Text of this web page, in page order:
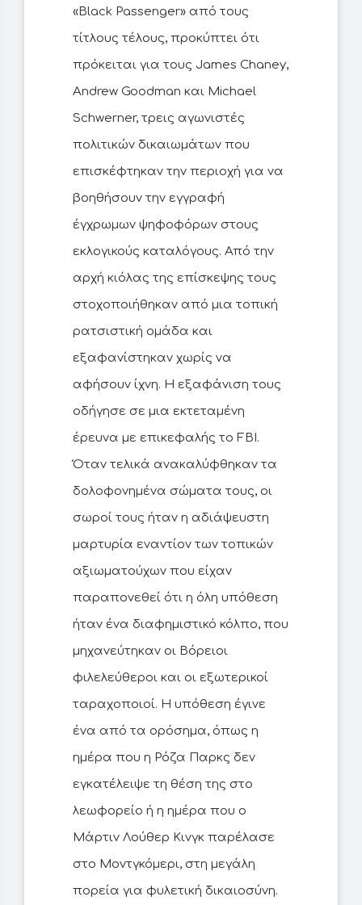
«Black Passenger» από τους
τίτλους τέλους, προκύπτει ότι
πρόκειται για τους James Chaney,
Andrew Goodman και Michael
Schwerner, τρεις αγωνιστές
πολιτικών δικαιωμάτων που
επισκέφτηκαν την περιοχή για να
βοηθήσουν την εγγραφή
έγχρωμων ψηφοφόρων στους
εκλογικούς καταλόγους. Από την
αρχή κιόλας της επίσκεψης τους
στοχοποιήθηκαν από μια τοπική
ρατσιστική ομάδα και
εξαφανίστηκαν χωρίς να
αφήσουν ίχνη. Η εξαφάνιση τους
οδήγησε σε μια εκτεταμένη
έρευνα με επικεφαλής το FBI.
Όταν τελικά ανακαλύφθηκαν τα
δολοφονημένα σώματα τους, οι
σωροί τους ήταν η αδιάψευστη
μαρτυρία εναντίον των τοπικών
αξιωματούχων που είχαν
παραπονεθεί ότι η όλη υπόθεση
ήταν ένα διαφημιστικό κόλπο, που
μηχανεύτηκαν οι Βόρειοι
φιλελεύθεροι και οι εξωτερικοί
ταραχοποιοί. Η υπόθεση έγινε
ένα από τα ορόσημα, όπως η
ημέρα που η Ρόζα Παρκς δεν
εγκατέλειψε τη θέση της στο
λεωφορείο ή η ημέρα που ο
Μάρτιν Λούθερ Κινγκ παρέλασε
στο Μοντγκόμερι, στη μεγάλη
πορεία για φυλετική δικαιοσύνη.